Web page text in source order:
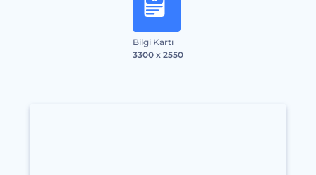
Bilgi Kartı
3300 x 2550